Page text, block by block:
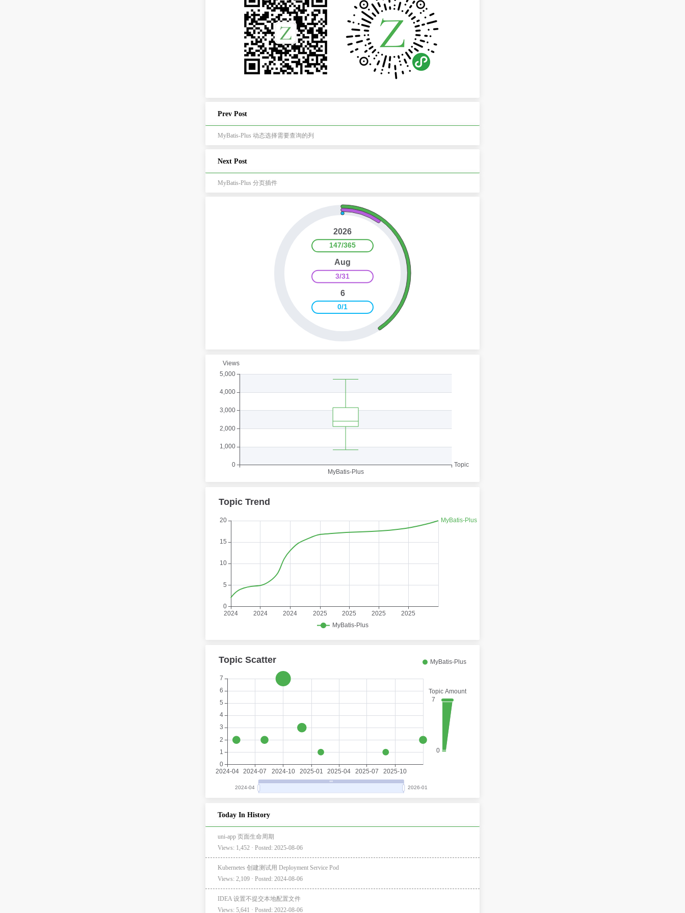
Prev Post
MyBatis-Plus 动态选择需要查询的列
Next Post
MyBatis-Plus 分页插件
Today In History
uni-app 页面生命周期
Views: 1,452 · Posted: 2025-08-06
Kubernetes 创建测试用 Deployment Service Pod
Views: 2,109 · Posted: 2024-08-06
IDEA 设置不提交本地配置文件
Views: 5,641 · Posted: 2022-08-06